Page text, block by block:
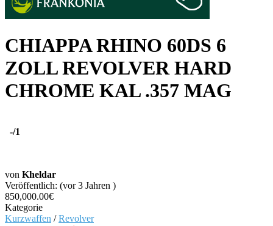
CHIAPPA RHINO 60DS 6
ZOLL REVOLVER HARD
CHROME KAL .357 MAG
-/1
von Kheldar
Veröffentlich: (vor 3 Jahren )
850,000.00€
Kategorie
Kurzwaffen /Revolver